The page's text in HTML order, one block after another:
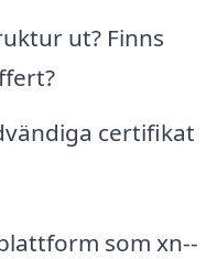
ut? Finns
certifikat
som xn--